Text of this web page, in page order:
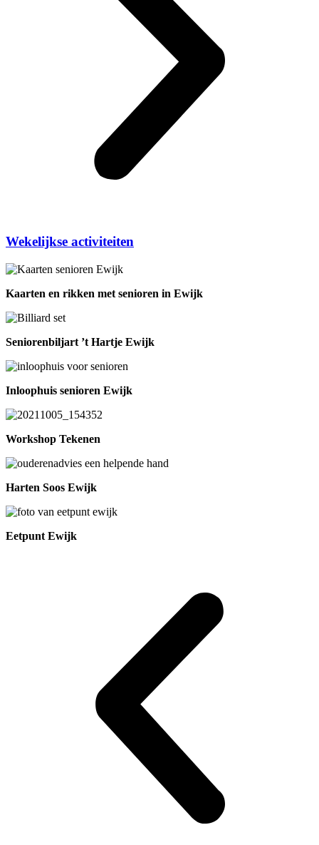
Wekelijkse activiteiten
Kaarten en rikken met senioren in Ewijk
Seniorenbiljart ’t Hartje Ewijk
Inloophuis senioren Ewijk
Workshop Tekenen
Harten Soos Ewijk
Eetpunt Ewijk